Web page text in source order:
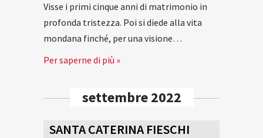
Visse i primi cinque anni di matrimonio in
profonda tristezza. Poi si diede alla vita
mondana finché, per una visione…
Per saperne di più »
settembre 2022
SANTA CATERINA FIESCHI